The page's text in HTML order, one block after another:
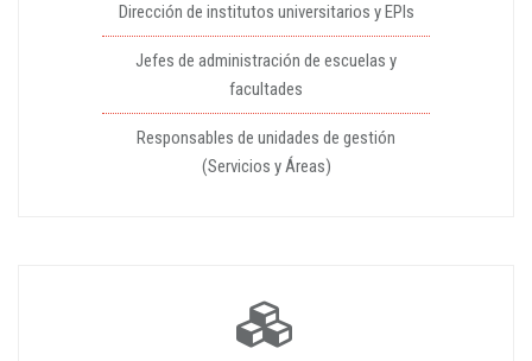
Dirección de institutos universitarios y EPIs
Jefes de administración de escuelas y
facultades
Responsables de unidades de gestión
(Servicios y Áreas)